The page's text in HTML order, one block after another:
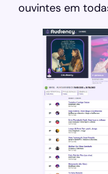
ouvintes em